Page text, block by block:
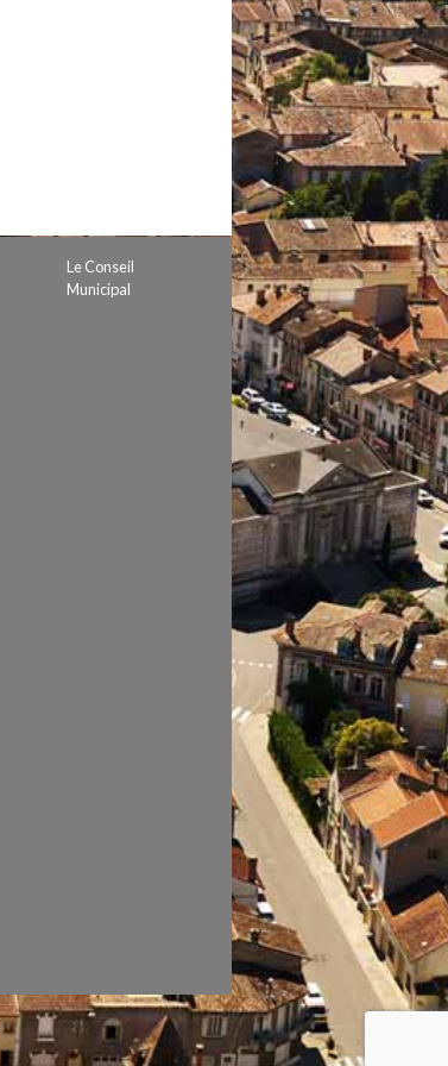
Le Conseil
Municipal